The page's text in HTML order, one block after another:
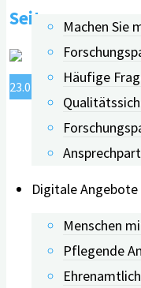
Machen Sie
Häufige
Digitale Angebote
Menschen
Pflegende
ihre
positiven
Seiten"
Seiten
23.01.2023 23.06.2026